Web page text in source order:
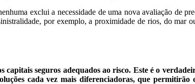
exclui a necessidade de uma nova avaliação de
por exemplo, a proximidade de rios, do mar
seguros adequados ao risco. Este é o
cada vez mais diferenciadoras, que permitirão